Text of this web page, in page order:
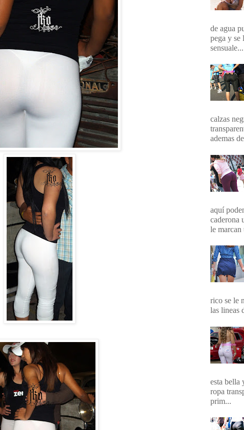
de agua
pega y se
sensuale...
calzas
ademas
aquí
caderona
le marcan
rico se le
las lineas
esta bella
ropa
prim...